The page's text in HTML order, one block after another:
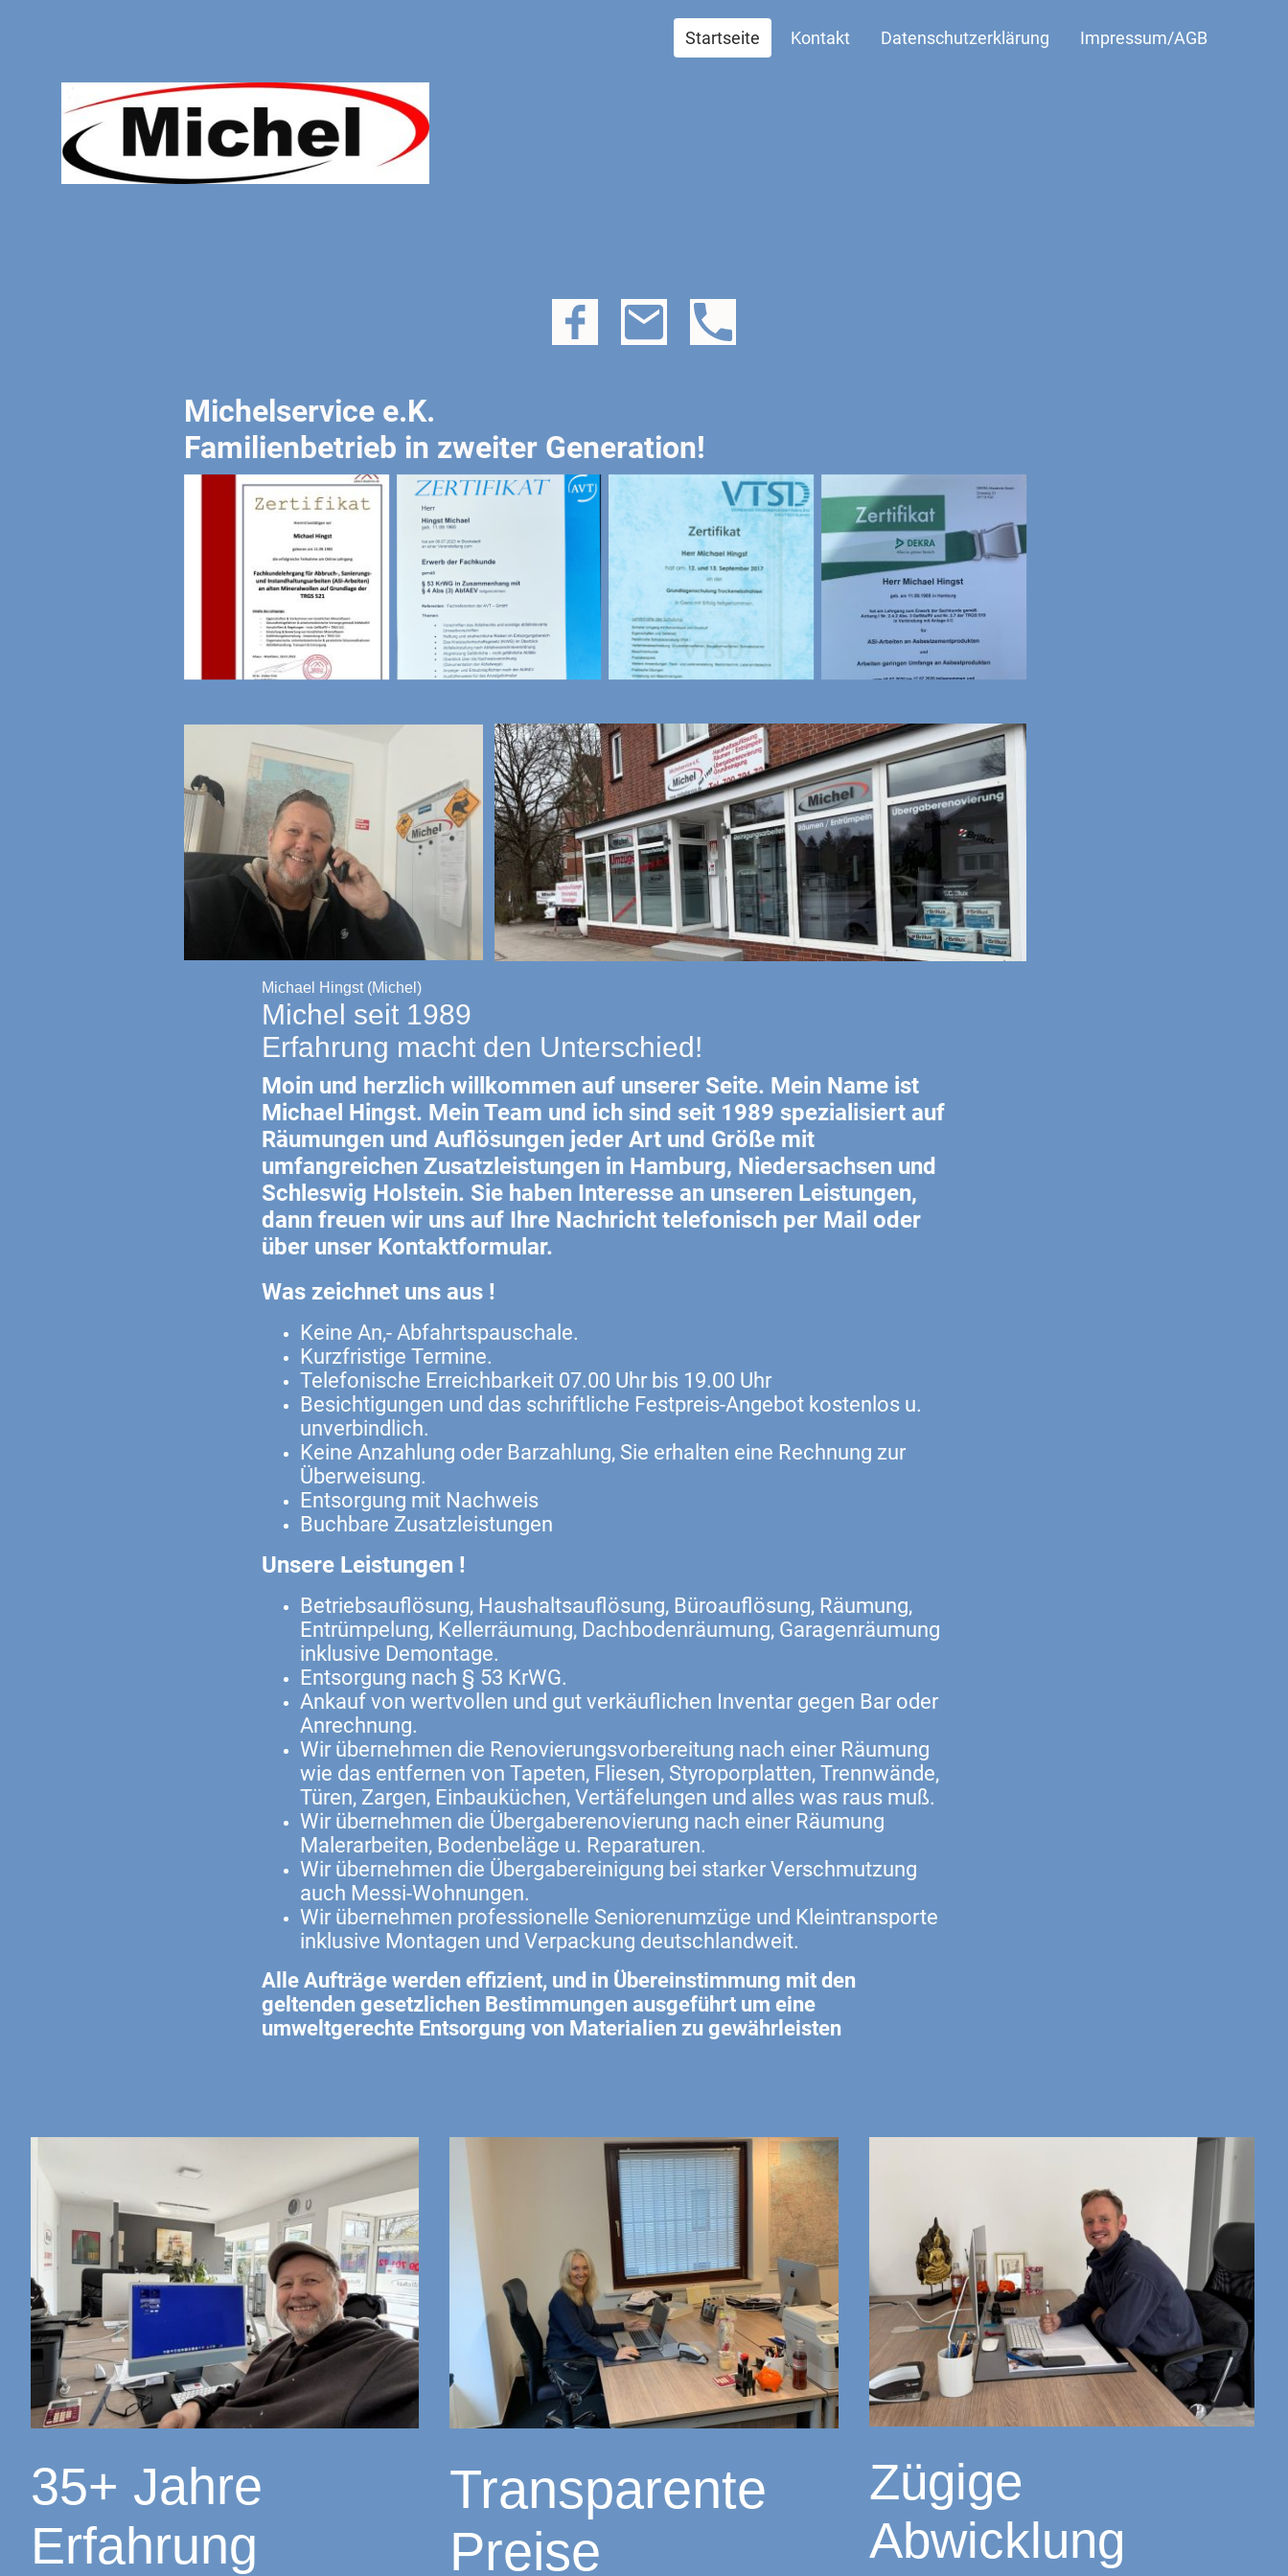
Startseite Kontakt Datenschutzerklärung Impressum/AGB
Michelservice e.K.
Familienbetrieb in zweiter Generation!
Michael Hingst (Michel)
Michel seit 1989
Erfahrung macht den Unterschied!
Moin und herzlich willkommen auf unserer Seite. Mein Name ist
Michael Hingst. Mein Team und ich sind seit 1989 spezialisiert auf
Räumungen und Auflösungen jeder Art und Größe mit
umfangreichen Zusatzleistungen in Hamburg, Niedersachsen und
Schleswig Holstein. Sie haben Interesse an unseren Leistungen,
dann freuen wir uns auf Ihre Nachricht telefonisch per Mail oder
über unser Kontaktformular.
Was zeichnet uns aus !
Keine An,- Abfahrtspauschale.
Kurzfristige Termine.
Telefonische Erreichbarkeit 07.00 Uhr bis 19.00 Uhr
Besichtigungen und das schriftliche Festpreis-Angebot kostenlos u.
unverbindlich.
Keine Anzahlung oder Barzahlung, Sie erhalten eine Rechnung zur
Überweisung.
Entsorgung mit Nachweis
Buchbare Zusatzleistungen
Unsere Leistungen !
Betriebsauflösung, Haushaltsauflösung, Büroauflösung, Räumung,
Entrümpelung, Kellerräumung, Dachbodenräumung, Garagenräumung
inklusive Demontage.
Entsorgung nach § 53 KrWG.
Ankauf von wertvollen und gut verkäuflichen Inventar gegen Bar oder
Anrechnung.
Wir übernehmen die Renovierungsvorbereitung nach einer Räumung
wie das entfernen von Tapeten, Fliesen, Styroporplatten, Trennwände,
Türen, Zargen, Einbauküchen, Vertäfelungen und alles was raus muß.
Wir übernehmen die Übergaberenovierung nach einer Räumung
Malerarbeiten, Bodenbeläge u. Reparaturen.
Wir übernehmen die Übergabereinigung bei starker Verschmutzung
auch Messi-Wohnungen.
Wir übernehmen professionelle Seniorenumzüge und Kleintransporte
inklusive Montagen und Verpackung deutschlandweit.
Alle Aufträge werden effizient, und in Übereinstimmung mit den
geltenden gesetzlichen Bestimmungen ausgeführt um eine
umweltgerechte Entsorgung von Materialien zu gewährleisten
35+ Jahre
Erfahrung
Transparente
Preise
Zügige
Abwicklung